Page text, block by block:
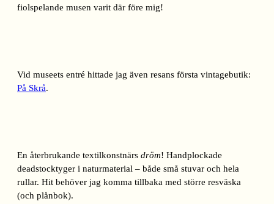
fiolspelande musen varit där före mig!
Vid museets entré hittade jag även resans första vintagebutik:
På Skrå.
En återbrukande textilkonstnärs dröm! Handplockade
deadstocktyger i naturmaterial – både små stuvar och hela
rullar. Hit behöver jag komma tillbaka med större resväska
(och plånbok).